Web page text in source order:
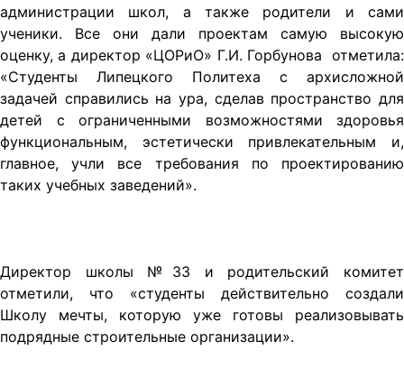
администрации школ, а также родители и сами
ученики. Все они дали проектам самую высокую
оценку, а директор «ЦОРиО» Г.И. Горбунова отметила:
«Студенты Липецкого Политеха с архисложной
задачей справились на ура, сделав пространство для
детей с ограниченными возможностями здоровья
функциональным, эстетически привлекательным и,
главное, учли все требования по проектированию
таких учебных заведений».
Директор школы №33 и родительский комитет
отметили, что «студенты действительно создали
Школу мечты, которую уже готовы реализовывать
подрядные строительные организации».